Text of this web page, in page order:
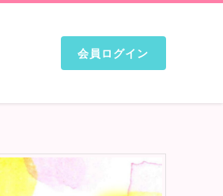
会員ログイン